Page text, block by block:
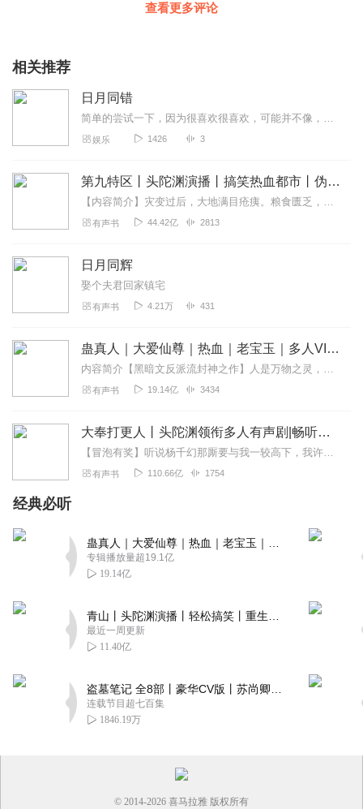
查看更多评论
相关推荐
日月同错
简单的尝试一下，因为很喜欢很喜欢，可能并不像，勿喷，可以提醒，我下次改进
娱乐 1426 3
第九特区丨头陀渊演播丨搞笑热血都市丨伪戒丨VIP免费多人有声剧
【内容简介】灾变过后，大地满目疮痍。粮食匮乏，资源紧俏，局势混乱……一位从待规划区杀出来的青年，背对着漫天黄沙，孤身来到九区谋生，却不曾想偶然结识三五好友，一念...
有声书 44.42亿 2813
日月同辉
娶个夫君回家镇宅
有声书 4.21万 431
蛊真人｜大爱仙尊｜热血｜老宝玉｜多人VIP免费有声剧
内容简介【黑暗文反派流封神之作】人是万物之灵，蛊是天地真精。一个穿越者不断重生的故事。一个养蛊、炼蛊、用蛊的奇特世界。配音组（男角色）老宝玉旁白...
有声书 19.14亿 3434
大奉打更人丨头陀渊领衔多人有声剧|畅听全集|王鹤棣、田曦薇主演影视剧原著|卖报小郎君
【冒泡有奖】听说杨千幻那厮要与我一较高下，我许七安要开始装叉了！快进入声音播放页戳下方输入框，冒个泡偷偷告诉我，我要用哪些诗词才能胜过他？说得好的，有赏！202...
有声书 110.66亿 1754
经典必听
专辑播放量超19.1亿
19.14亿
最近一周更新
11.40亿
连载节目超七百集
1846.19万
© 2014-2026 喜马拉雅 版权所有